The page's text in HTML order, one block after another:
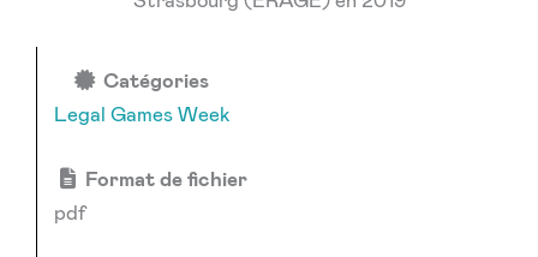
Catégories
Legal Games Week
Format de fichier
pdf